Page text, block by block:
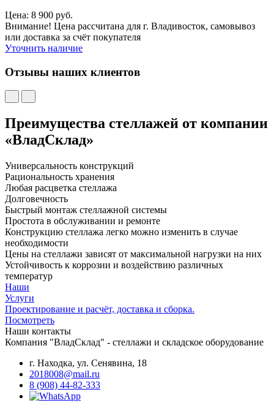
Цена: 8 900 руб.
Внимание! Цена рассчитана для г. Владивосток, самовывоз
или доставка за счёт покупателя
Уточнить наличие
Отзывы наших клиентов
Преимущества стеллажей от компании
«ВладСклад»
Универсальность конструкций
Рациональность хранения
Любая расцветка стеллажа
Долговечность
Быстрый монтаж стеллажной системы
Простота в обслуживании и ремонте
Конструкцию стеллажа легко можно изменить в случае
необходимости
Цены на стеллажи зависят от максимальной нагрузки на них
Устойчивость к коррозии и воздействию различных
температур
Наши
Услуги
Проектирование и расчёт, доставка и сборка.
Посмотреть
Наши контакты
Компания "ВладСклад" - стеллажи и складское оборудование
г. Находка, ул. Сенявина, 18
2018008@mail.ru
8 (908) 44-82-333